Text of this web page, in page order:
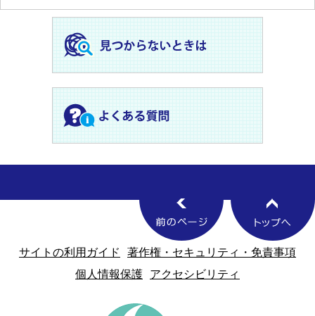
サイトの利用ガイド
著作権・セキュリティ・免責事項
個人情報保護
アクセシビリティ